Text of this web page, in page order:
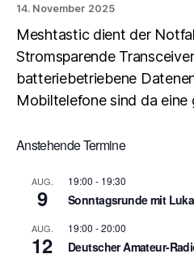
14. November 2025
Meshtastic dient der
Stromsparende
batteriebetriebene
Mobiltelefone sind da
Anstehende Termine
AUG.
9
19:00 - 19:30
Sonntagsrunde mit
AUG.
12
19:00 -20:00
Deutscher Amateur-